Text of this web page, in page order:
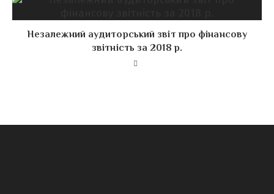
Незалежний аудиторський звіт про фінансову
звітність за 2018 р.